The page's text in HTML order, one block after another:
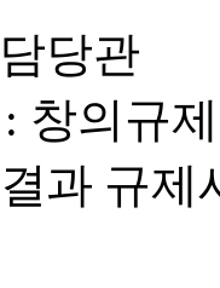
당관
창의규
과 규